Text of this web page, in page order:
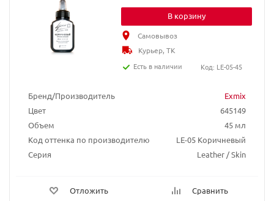
Бренд/Производитель
Exmix
Цвет
645149
Объем
45 мл
Код оттенка по производителю
LE-05 Коричневый
Серия
Leather / Skin
Отложить Сравнить
В корзину
Самовывоз
Курьер, ТК
Есть в наличии
Код: LE-05-45